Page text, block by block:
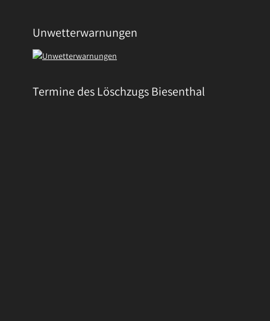
Unwetterwarnungen
Termine des Löschzugs Biesenthal